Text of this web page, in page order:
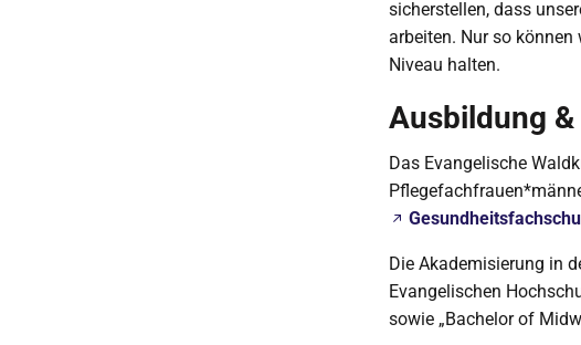
sicherstellen, dass
arbeiten. Nur so
Niveau halten.
Ausbildung
Das Evangelische
Die Akademisierung in
Evangelischen
sowie „Bachelor of